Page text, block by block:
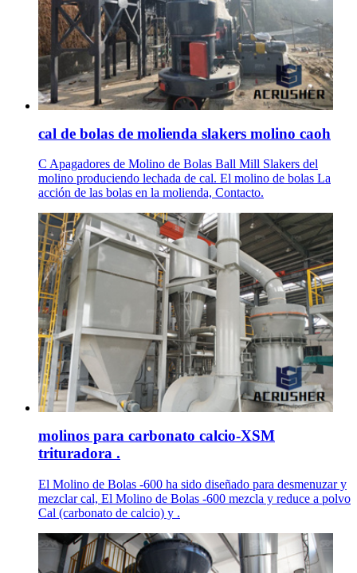
cal de bolas de molienda slakers molino caoh
C Apagadores de Molino de Bolas Ball Mill Slakers del
molino produciendo lechada de cal. El molino de bolas La
acción de las bolas en la molienda, Contacto.
molinos para carbonato calcio-XSM
trituradora .
El Molino de Bolas -600 ha sido diseñado para desmenuzar y
mezclar cal, El Molino de Bolas -600 mezcla y reduce a polvo
Cal (carbonato de calcio) y .